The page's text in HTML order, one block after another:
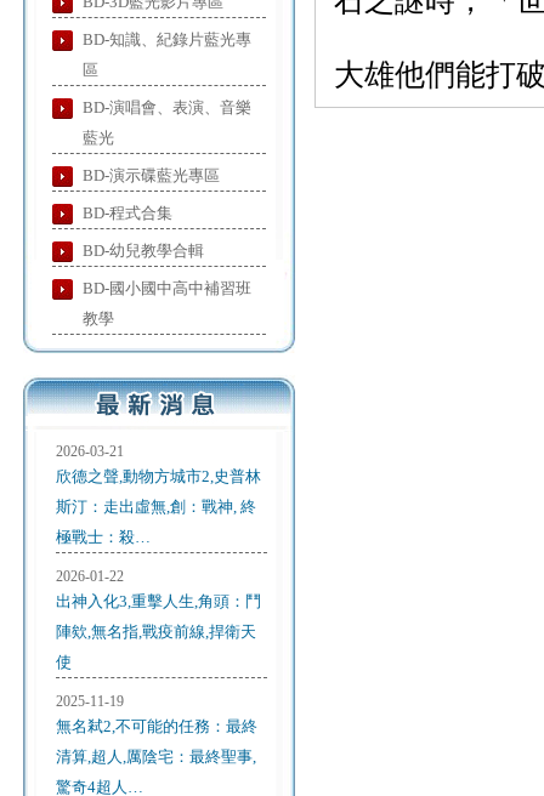
BD-知識、紀錄片藍光專
區
BD-演唱會、表演、音樂
藍光
BD-演示碟藍光專區
BD-程式合集
BD-幼兒教學合輯
BD-國小國中高中補習班
教學
2026-03-21
欣德之聲,動物方城市2,史普林
斯汀：走出虛無,創：戰神, 終
極戰士：殺…
2026-01-22
出神入化3,重擊人生,角頭：鬥
陣欸,無名指,戰疫前線,捍衛天
使
2025-11-19
無名弒2,不可能的任務：最終
清算,超人,厲陰宅：最終聖事,
驚奇4超人…
大雄他們能打